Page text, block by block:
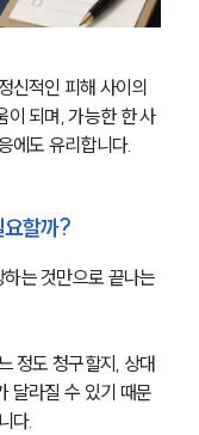
신적인 피해 사이의
이 되며, 가능한 한 사
에도 유리합니다.
요할까?
는 것만으로 끝나는
정도 청구할지, 상대
달라질 수 있기 때문
다.